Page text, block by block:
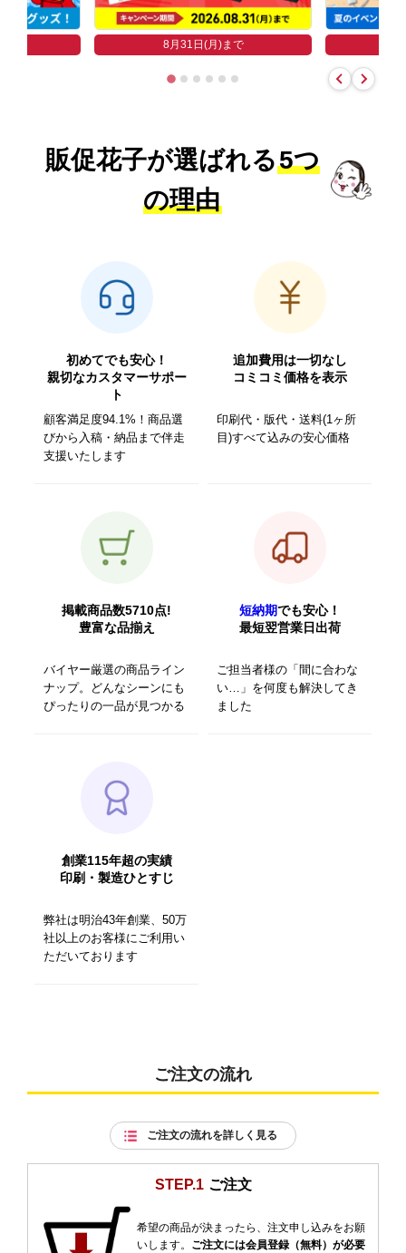
8月31日(月)まで
販促花子が選ばれる5つ
の理由
初めてでも安心！
親切なカスタマーサポー
ト
顧客満足度94.1%！商品選
びから入稿・納品まで伴走
支援いたします
追加費用は一切なし
コミコミ価格を表示
印刷代・版代・送料(1ヶ所
目)すべて込みの安心価格
掲載商品数5710点!
豊富な品揃え
バイヤー厳選の商品ライン
ナップ。どんなシーンにも
ぴったりの一品が見つかる
短納期でも安心！
最短翌営業日出荷
ご担当者様の「間に合わな
い…」を何度も解決してき
ました
創業115年超の実績
印刷・製造ひとすじ
弊社は明治43年創業、50万
社以上のお客様にご利用い
ただいております
ご注文の流れ
ご注文の流れを詳しく見る
STEP.1 ご注文
希望の商品が決まったら、注文申し込みをお願
いします。 ご注文には会員登録（無料）が必要